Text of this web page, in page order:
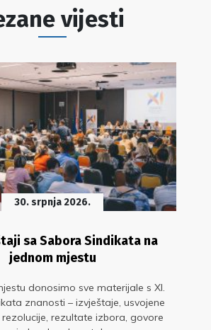
vijesti
30. srpnja 2026.
sa Sabora Sindikata na
jednom mjestu
donosimo sve materijale s XI.
znanosti – izvještaje, usvojene
rezultate izbora, govore